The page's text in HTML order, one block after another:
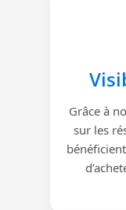
Grâce à
sur les